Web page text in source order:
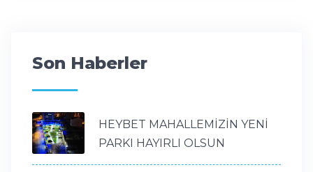
Son Haberler
HEYBET MAHALLEMİZİN YENİ
PARKI HAYIRLI OLSUN